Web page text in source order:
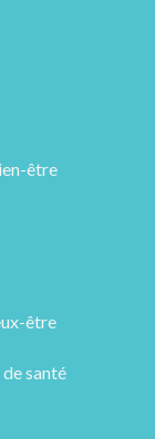
être
être
santé